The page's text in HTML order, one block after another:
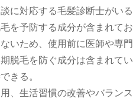
に対応する毛髪診断士がいる
を予防する成分が含まれて
いため、使用前に医師や専
脱毛を防ぐ成分は含まれて
きる。
、生活習慣の改善やバラン